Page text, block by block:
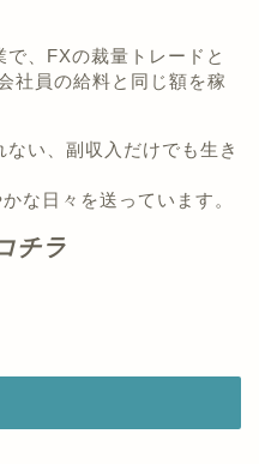
、FXの裁量トレードと
社員の給料と同じ額を稼
い、副収入だけでも生き
な日々を送っています。
チラ